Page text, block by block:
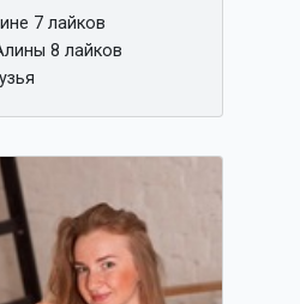
7 лайков
8 лайков